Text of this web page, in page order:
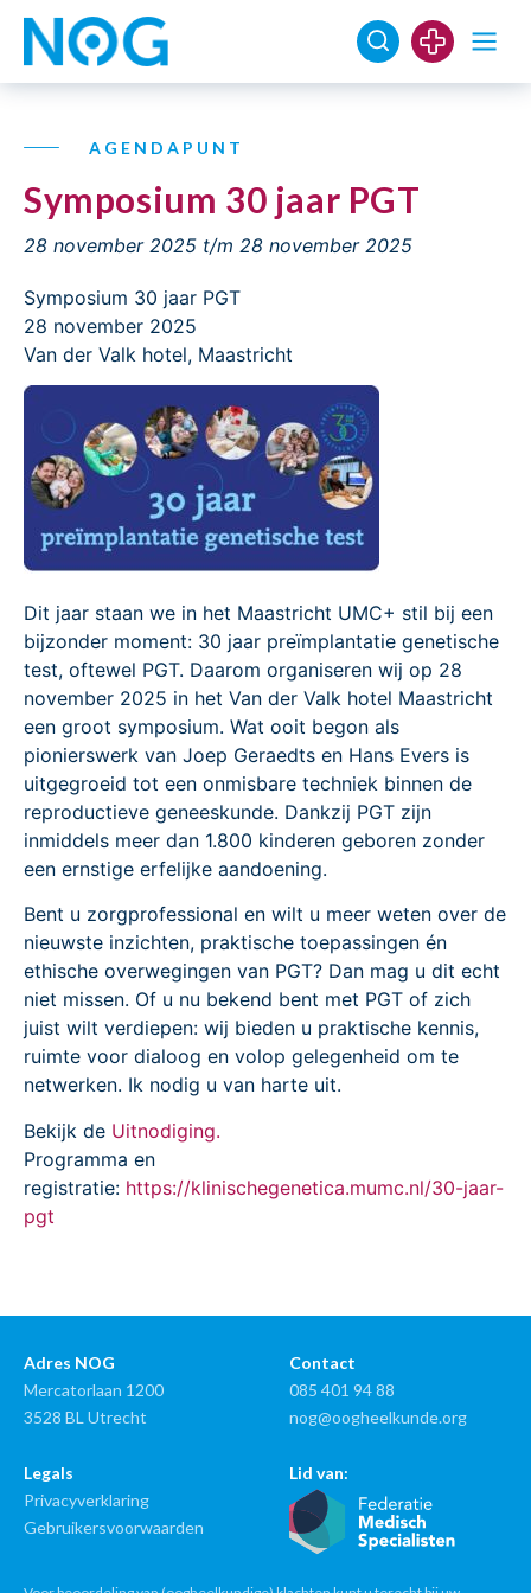
AGENDAPUNT
Symposium 30 jaar PGT
28 november 2025 t/m 28 november 2025
Symposium 30 jaar PGT
28 november 2025
Van der Valk hotel, Maastricht
Dit jaar staan we in het Maastricht UMC+ stil bij een
bijzonder moment: 30 jaar preïmplantatie genetische
test, oftewel PGT. Daarom organiseren wij op 28
november 2025 in het Van der Valk hotel Maastricht
een groot symposium. Wat ooit begon als
pionierswerk van Joep Geraedts en Hans Evers is
uitgegroeid tot een onmisbare techniek binnen de
reproductieve geneeskunde. Dankzij PGT zijn
inmiddels meer dan 1.800 kinderen geboren zonder
een ernstige erfelijke aandoening.
Bent u zorgprofessional en wilt u meer weten over de
nieuwste inzichten, praktische toepassingen én
ethische overwegingen van PGT? Dan mag u dit echt
niet missen. Of u nu bekend bent met PGT of zich
juist wilt verdiepen: wij bieden u praktische kennis,
ruimte voor dialoog en volop gelegenheid om te
netwerken. Ik nodig u van harte uit.
Bekijk de Uitnodiging.
Programma en
registratie: https://klinischegenetica.mumc.nl/30-jaar-
pgt
Adres NOG
Mercatorlaan 1200
3528 BL Utrecht
Contact
085 401 94 88
nog@oogheelkunde.org
Legals
Privacyverklaring
Gebruikersvoorwaarden
Lid van: